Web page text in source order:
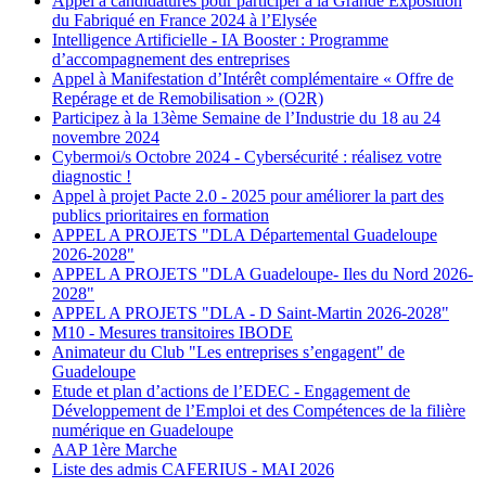
du Fabriqué en France 2024 à l’Elysée
Intelligence Artificielle - IA Booster : Programme
d’accompagnement des entreprises
Appel à Manifestation d’Intérêt complémentaire « Offre de
Repérage et de Remobilisation » (O2R)
Participez à la 13ème Semaine de l’Industrie du 18 au 24
novembre 2024
Cybermoi/s Octobre 2024 - Cybersécurité : réalisez votre
diagnostic !
Appel à projet Pacte 2.0 - 2025 pour améliorer la part des
publics prioritaires en formation
APPEL A PROJETS "DLA Départemental Guadeloupe
2026-2028"
APPEL A PROJETS "DLA Guadeloupe- Iles du Nord 2026-
2028"
APPEL A PROJETS "DLA - D Saint-Martin 2026-2028"
M10 - Mesures transitoires IBODE
Animateur du Club "Les entreprises s’engagent" de
Guadeloupe
Etude et plan d’actions de l’EDEC - Engagement de
Développement de l’Emploi et des Compétences de la filière
numérique en Guadeloupe
AAP 1ère Marche
Liste des admis CAFERIUS - MAI 2026